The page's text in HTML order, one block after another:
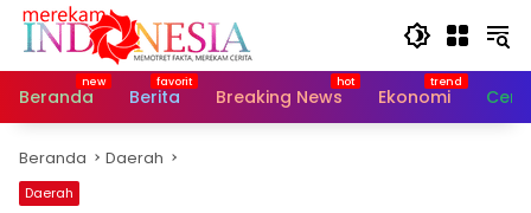
Langsung
Beranda
Berita Breaking News Ekonomi
Beranda Daerah
Daerah